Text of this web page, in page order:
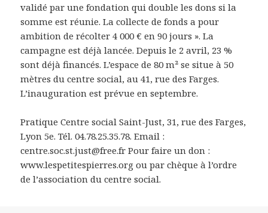
validé par une fondation qui double les dons si la
somme est réunie. La collecte de fonds a pour
ambition de récolter 4 000 € en 90 jours ». La
campagne est déjà lancée. Depuis le 2 avril, 23 %
sont déjà financés. L’espace de 80 m² se situe à 50
mètres du centre social, au 41, rue des Farges.
L’inauguration est prévue en septembre.
Pratique Centre social Saint-Just, 31, rue des Farges,
Lyon 5e. Tél. 04.78.25.35.78. Email :
centre.soc.st.just@free.fr Pour faire un don :
www.lespetitespierres.org ou par chèque à l’ordre
de l’association du centre social.